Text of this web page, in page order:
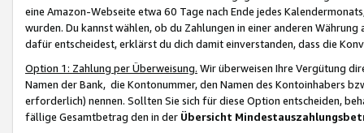
eine Amazon-Webseite etwa 60 Tage nach Ende jedes
wurden. Du kannst wählen, ob du Zahlungen in einer anderen
dafür entscheidest, erklärst du dich damit einverstanden, dass die
Option 1: Zahlung per Überweisung. Wir überweisen Ihre Vergütung
Namen der Bank, die Kontonummer, den Namen des Kontoinhabers
erforderlich) nennen. Sollten Sie sich für diese Option entscheiden,
fällige Gesamtbetrag den in der Übersicht